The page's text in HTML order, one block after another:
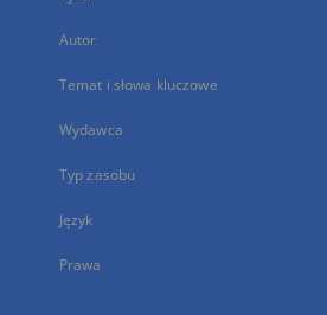
Autor
Temat i słowa kluczowe
Wydawca
Typ zasobu
Język
Prawa